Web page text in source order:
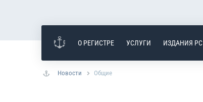
О РЕГИСТРЕ УСЛУГИ ИЗДАНИЯ РС
Новости Общие